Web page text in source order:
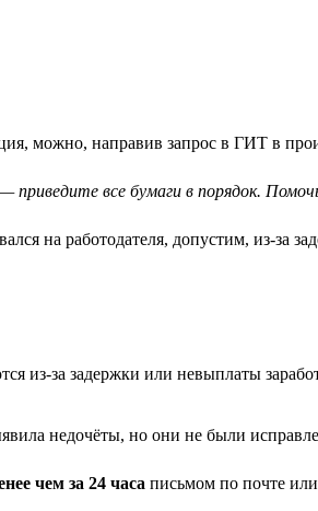
можно, направив запрос в ГИТ в
все бумаги в порядок.
на работодателя, допустим, из-за
из-за задержки или невыплаты
недочёты, но они не были
чем за 24 часа письмом по почте